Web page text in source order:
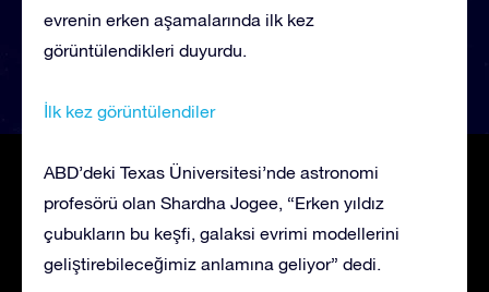
evrenin erken aşamalarında ilk kez
görüntülendikleri duyurdu.
İlk kez görüntülendiler
ABD’deki Texas Üniversitesi’nde astronomi
profesörü olan Shardha Jogee, “Erken yıldız
çubukların bu keşfi, galaksi evrimi modellerini
geliştirebileceğimiz anlamına geliyor” dedi.